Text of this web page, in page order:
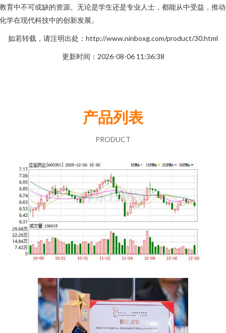
育中不可或缺的资源。无论是学生还是专业人士，都能从中受益，推
学在现代科技中的创新发展。
如若转载，请注明出处：http://www.ninboxg.com/product/30.html
更新时间：2026-08-06 11:36:38
产品列表
PRODUCT